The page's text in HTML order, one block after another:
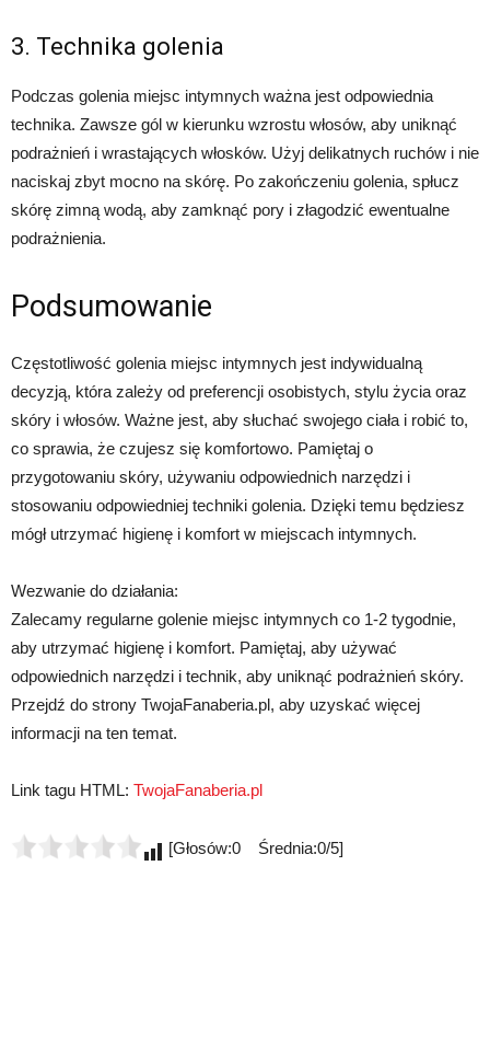
3. Technika golenia
Podczas golenia miejsc intymnych ważna jest odpowiednia
technika. Zawsze gól w kierunku wzrostu włosów, aby uniknąć
podrażnień i wrastających włosków. Użyj delikatnych ruchów i nie
naciskaj zbyt mocno na skórę. Po zakończeniu golenia, spłucz
skórę zimną wodą, aby zamknąć pory i złagodzić ewentualne
podrażnienia.
Podsumowanie
Częstotliwość golenia miejsc intymnych jest indywidualną
decyzją, która zależy od preferencji osobistych, stylu życia oraz
skóry i włosów. Ważne jest, aby słuchać swojego ciała i robić to,
co sprawia, że czujesz się komfortowo. Pamiętaj o
przygotowaniu skóry, używaniu odpowiednich narzędzi i
stosowaniu odpowiedniej techniki golenia. Dzięki temu będziesz
mógł utrzymać higienę i komfort w miejscach intymnych.
Wezwanie do działania:
Zalecamy regularne golenie miejsc intymnych co 1-2 tygodnie,
aby utrzymać higienę i komfort. Pamiętaj, aby używać
odpowiednich narzędzi i technik, aby uniknąć podrażnień skóry.
Przejdź do strony TwojaFanaberia.pl, aby uzyskać więcej
informacji na ten temat.
Link tagu HTML: TwojaFanaberia.pl
[Głosów:0 Średnia:0/5]